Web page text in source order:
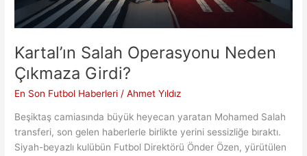
Kartal’ın Salah Operasyonu Neden
Çıkmaza Girdi?
En Son Futbol Haberleri /Ahmet Yıldız
Beşiktaş camiasında büyük heyecan yaratan Mohamed Salah
transferi, son gelen haberlerle birlikte yerini sessizliğe bıraktı.
Siyah-beyazlı kulübün Futbol Direktörü Önder Özen, yürütülen